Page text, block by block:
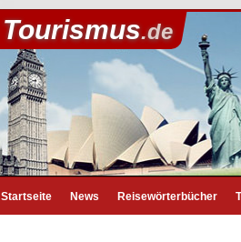
Tourismus.de
Startseite News Reisewörterbücher